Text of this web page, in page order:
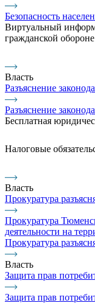
Безопасность
Виртуальный
гражданской
Власть
Разъяснение
Разъяснение
Бесплатная
Налоговые
Власть
Прокуратура
Прокуратура
деятельности на
Прокуратура
Власть
Защита прав
Защита прав